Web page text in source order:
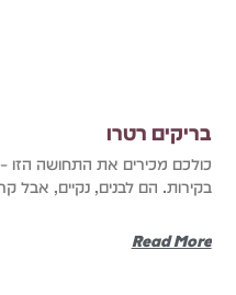
בריקים רטרו
כולכם מכירים את התחושה הזו
בקירות. הם לבנים, נקיים, אבל
Read More